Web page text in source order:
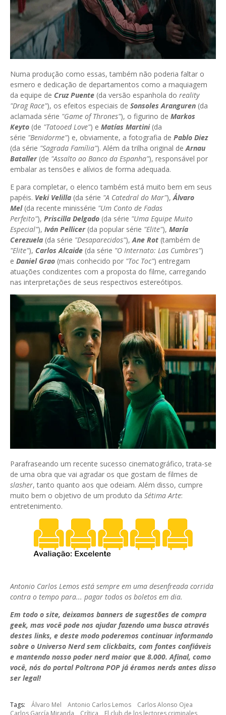
Numa produção como essas, também não poderia faltar o
esmero e dedicação de departamentos como a maquiagem
da equipe de Cruz Puente (da versão espanhola do reality
"Drag Race"), os efeitos especiais de Sonsoles Aranguren (da
aclamada série "Game of Thrones"), o figurino de Markos
Keyto (de "Tatooed Love") e Matías Martini(da
série "Benidorme") e, obviamente, a fotografia de Pablo Diez
(da série "Sagrada Família"). Além da trilha original deArnau
Bataller (de "Assalto ao Banco da Espanha"), responsável por
embalar as tensões e alívios de forma adequada.
E para completar, o elenco também está muito bem em seus
papéis. Veki Velilla (da série "A Catedral do Mar"),Álvaro
Mel(da recente minissérie "Um Conto de Fadas
Perfeito"), Priscilla Delgado (da série "Uma Equipe Muito
Especial"), Iván Pellicer(da popular série "Elite"), María
Cerezuela (da série "Desaparecidos"),Ane Rot (também de
"Elite"), Carlos Alcaide (da série "O Internato: Las Cumbres")
e Daniel Grao (mais conhecido por "Toc Toc") entregam
atuações condizentes com a proposta do filme, carregando
nas interpretações de seus respectivos estereótipos.
Parafraseando um recente sucesso cinematográfico, trata-se
de uma obra que vai agradar os que gostam de filmes de
slasher, tanto quanto aos que odeiam. Além disso, cumpre
muito bem o objetivo de um produto da Sétima Arte:
entretenimento.
Antonio Carlos Lemos está sempre em uma desenfreada corrida
contra o tempo para... pagar todos os boletos em dia.
Em todo o site, deixamos banners de sugestões de compra
geek, mas você pode nos ajudar fazendo uma busca através
destes links, e deste modo poderemos continuar informando
sobre o Universo Nerd sem clickbaits, com fontes confiáveis
e mantendo nosso poder nerd maior que 8.000. Afinal, como
você, nós do portal Poltrona POP já éramos nerds antes disso
ser legal!
Tags: Álvaro Mel Antonio Carlos Lemos
Carlos Alonso Ojea
Carlos García Miranda
Crítica El club de los lectores criminales